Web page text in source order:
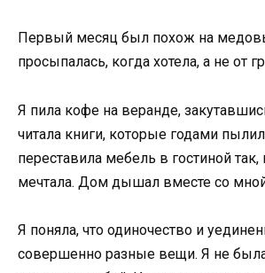
Первый месяц был похож на
просыпалась, когда хотела, а не от
Я пила кофе на веранде,
читала книги, которые годами
переставила мебель в гостиной так,
мечтала. Дом дышал вместе со
Я поняла, что одиночество и
совершенно разные вещи. Я не